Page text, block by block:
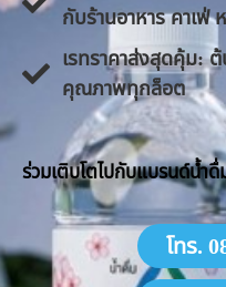
กับร้านอาหาร คาเฟ่
เรทราคาส่งสุดคุ้ม:
คุณภาพทุกล็อต
ร่วมเติบโตไปกับแบรนด์น้ำ
โทร.